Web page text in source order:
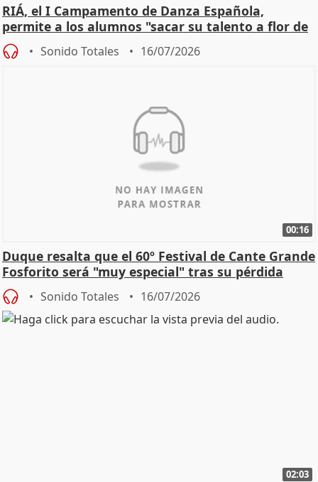
RIÁ, el I Campamento de Danza Española,
permite a los alumnos "sacar su talento a flor de
piel"
Sonido Totales 16/07/2026
00:16
Duque resalta que el 60º Festival de Cante Grande
Fosforito será "muy especial" tras su pérdida
Sonido Totales 16/07/2026
02:03